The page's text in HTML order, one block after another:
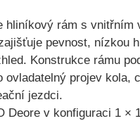
hliníkový rám s vnitřním
pevnost, nízkou
Konstrukce rámu
ovladatelný projev kola,
jezdci.
Deore v konfiguraci 1 ×